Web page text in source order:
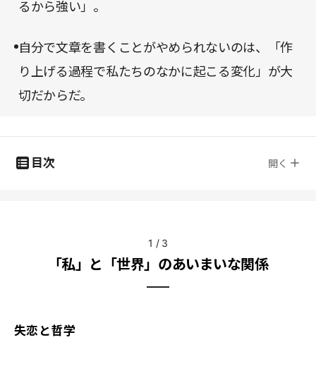
るから強い」。
自分で文章を書くことがやめられないのは、「作
り上げる過程で私たちのなかに起こる変化」が大
切だからだ。
目次 開く
1 / 3
「私」と「世界」のあいまいな関係
失恋と哲学